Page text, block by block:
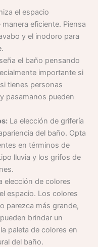
el espacio
eficiente. Piensa
y el inodoro para
el baño pensando
importante si
tienes personas
pasamanos pueden
La elección de grifería
del baño. Opta
en términos de
lluvia y los grifos de
elección de colores
espacio. Los colores
parezca más grande,
brindar un
paleta de colores en
del baño.